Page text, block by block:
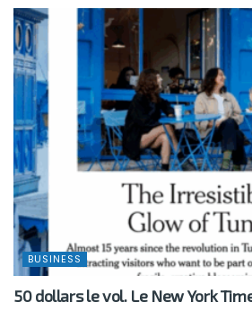
BUSINESS
50 dollars le vol. Le New York